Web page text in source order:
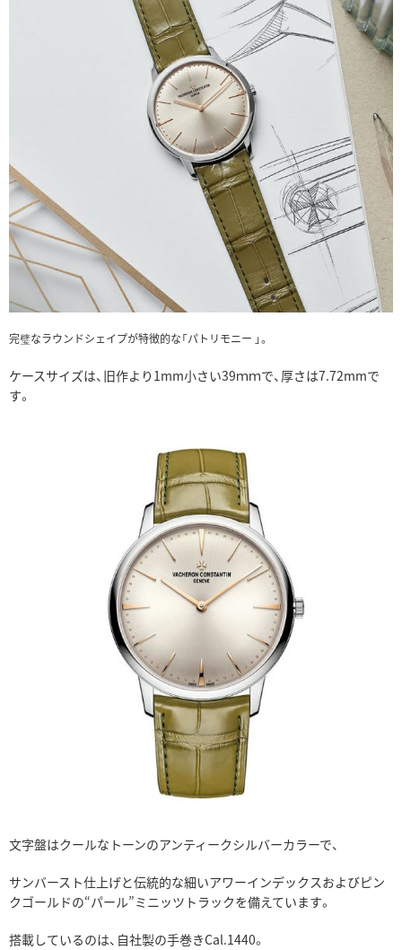
完璧なラウンドシェイプが特徴的な「パトリモニー 」。
ケースサイズは、旧作より1mm小さい39ｍｍで、 厚さは7.72mmで
す。
文字盤はクールなトーンのアンティークシルバーカラーで、
サンバースト仕上げと伝統的な細いアワーインデックスおよびピン
クゴールドの“パール”ミニッツトラックを備えています。
搭載しているのは、自社製の手巻きCal.1440。